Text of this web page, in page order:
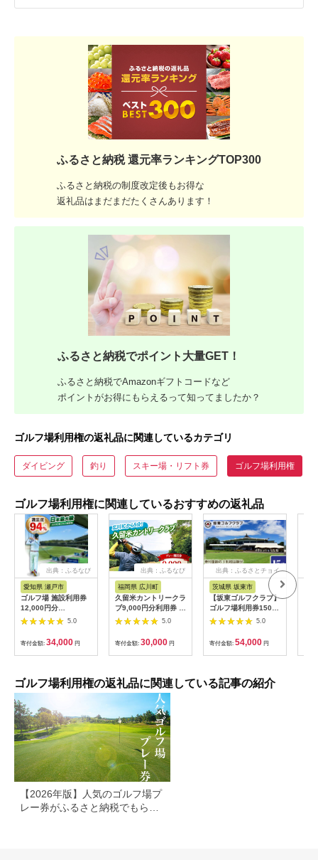
ふるさと納税 還元率ランキングTOP300
ふるさと納税の制度改定後もお得な
返礼品はまだまだたくさんあります！
ふるさと納税でポイント大量GET！
ふるさと納税でAmazonギフトコードなど
ポイントがお得にもらえるって知ってましたか？
ゴルフ場利用権の返礼品に関連しているカテゴリ
ダイビング 釣り スキー場・リフト券 ゴルフ場利用権
ゴルフ場利用権に関連しているおすすめの返礼品
出典：ふるなび
愛知県 瀬戸市
ゴルフ場 施設利用券
12,000円分
[BBEC002]ゴルフ倶
楽部大樹 瀬戸店
5.0
寄付金額: 34,000 円
出典：ふるなび
福岡県 広川町
久留米カントリークラ
ブ9,000円分利用券 /
ゴルフ[AFAD007]
5.0
寄付金額: 30,000 円
出典：ふるさとチョイ
茨城県 坂東市
【坂東ゴルフクラブ】
ゴルフ場利用券15000
円分（寄付金額の3割
相当額分） ／ ゴルフ
プレー 都心から1時間
利用券 ゴルフ場 チケ
ット 茨城 ゴルフ 予約
立地 ゴルフラウンド
アウトドア スポーツ
5.0
寄付金額: 54,000 円
ゴルフ場利用権の返礼品に関連している記事の紹介
【2026年版】人気のゴルフ場プ
レー券がふるさと納税でもらえ